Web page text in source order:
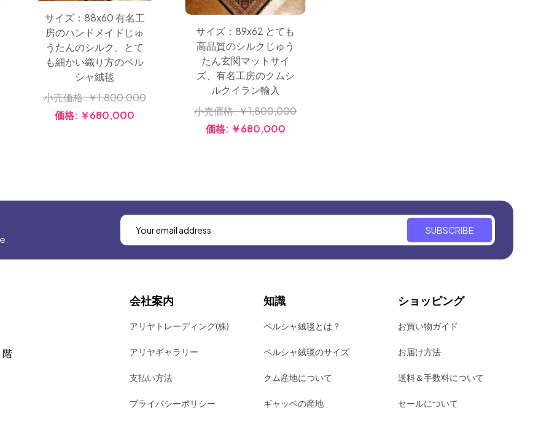
サイズ：88x60 有名工
房のハンドメイドじゅ
うたんのシルク、とて
も細かい織り方のペル
シャ絨毯
小売価格:￥1,800,000
価格: ￥680,000
サイズ：89x62 とても
高品質のシルクじゅう
たん玄関マットサイ
ズ、有名工房のクムシ
ルクイラン輸入
小売価格:￥1,800,000
価格: ￥680,000
SUBSCRIBE
階
会社案内
アリヤトレーディング(株)
アリヤギャラリー
支払い方法
プライバシーポリシー
知識
ペルシャ絨毯とは？
ペルシャ絨毯のサイズ
クム産地について
ギャッベの産地
ショッピング
お買い物ガイド
お届け方法
送料＆手数料について
セールについて